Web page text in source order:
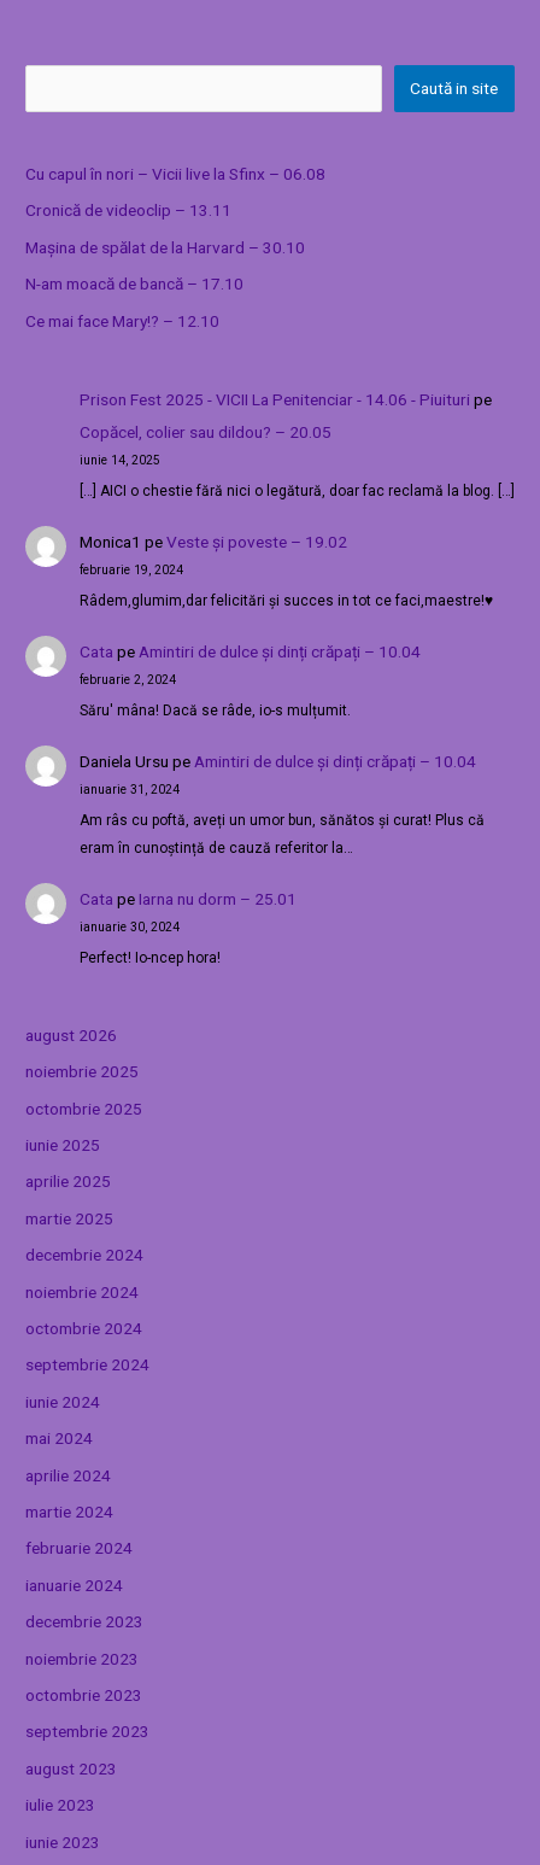
Caută in site
Cu capul în nori – Vicii live la Sfinx – 06.08
Cronică de videoclip – 13.11
Mașina de spălat de la Harvard – 30.10
N-am moacă de bancă – 17.10
Ce mai face Mary!? – 12.10
Prison Fest 2025 - VICII La Penitenciar - 14.06 - Piuituripe
Copăcel, colier sau dildou? – 20.05
iunie 14, 2025
[…] AICI o chestie fără nici o legătură, doar fac reclamă la blog. […]
Monica1 peVeste și poveste – 19.02
februarie 19, 2024
Râdem,glumim,dar felicitări și succes in tot ce faci,maestre!♥️
Cata pe Amintiri de dulce și dinți crăpați – 10.04
februarie 2, 2024
Săru' mâna! Dacă se râde, io-s mulțumit.
Daniela Ursu pe Amintiri de dulce și dinți crăpați – 10.04
ianuarie 31, 2024
Am râs cu poftă, aveți un umor bun, sănătos și curat! Plus că
eram în cunoștință de cauză referitor la…
Cata pe Iarna nu dorm – 25.01
ianuarie 30, 2024
Perfect! Io-ncep hora!
august 2026
noiembrie 2025
octombrie 2025
iunie 2025
aprilie 2025
martie 2025
decembrie 2024
noiembrie 2024
octombrie 2024
septembrie 2024
iunie 2024
mai 2024
aprilie 2024
martie 2024
februarie 2024
ianuarie 2024
decembrie 2023
noiembrie 2023
octombrie 2023
septembrie 2023
august 2023
iulie 2023
iunie 2023